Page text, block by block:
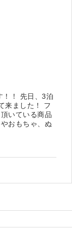
！！ 先日、3泊
来ました！ フ
いている商品
おもちゃ、ぬ